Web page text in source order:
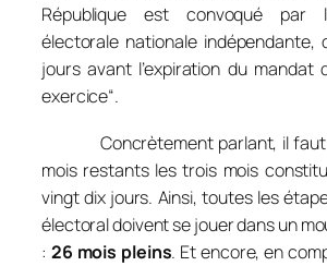
République est convoqué par
électorale nationale indépendante,
jours avant l’expiration du mandat
exercice“.
Concrètement parlant, il faut
mois restants les trois mois
vingt dix jours. Ainsi, toutes les
électoral doivent se jouer dans un
: 26 mois pleins. Et encore, en